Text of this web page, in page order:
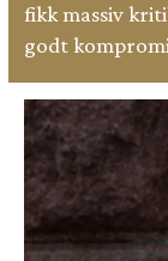
fikk massiv
godt